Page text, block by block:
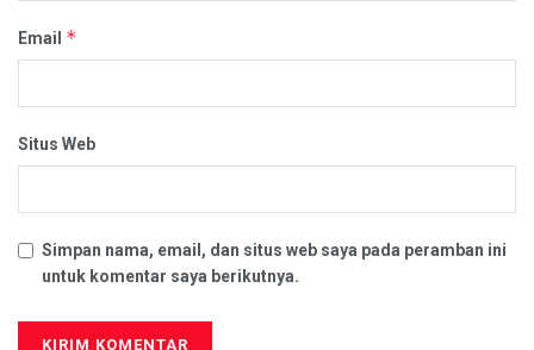
Email *
Situs Web
Simpan nama, email, dan situs web saya pada peramban ini
untuk komentar saya berikutnya.